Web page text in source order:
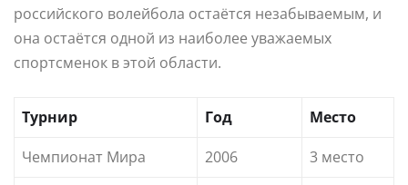
российского волейбола остаётся незабываемым, и
она остаётся одной из наиболее уважаемых
спортсменок в этой области.
Турнир Год
Место
Чемпионат Мира
2006
3 место